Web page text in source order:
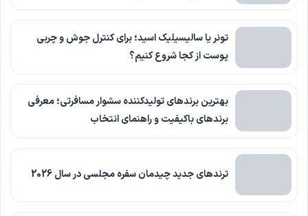
تونر یا سالیسیلیک اسید؛ برای کنترل جوش و چربی
پوست از کجا شروع کنیم؟
بهترین برندهای تولیدکننده سشوار مسافرتی؛ معرفی
برندهای باکیفیت و راهنمای انتخاب
ترندهای جدید چیدمان سفره مجلسی در سال 2026